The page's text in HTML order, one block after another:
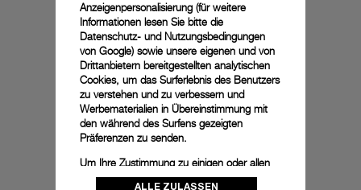
Anzeigenpersonalisierung (für weitere
Informationen lesen Sie bitte die
Datenschutz- und Nutzungsbedingungen
von Google) sowie unsere eigenen und von
Drittanbietern bereitgestellten analytischen
Cookies, um das Surferlebnis des Benutzers
zu verstehen und zu verbessern und
Werbematerialien in Übereinstimmung mit
den während des Surfens gezeigten
Präferenzen zu senden.
Um Ihre Zustimmung zu einigen oder allen
Cookies zu ändern oder zu widerrufen,
ALLE ZULASSEN